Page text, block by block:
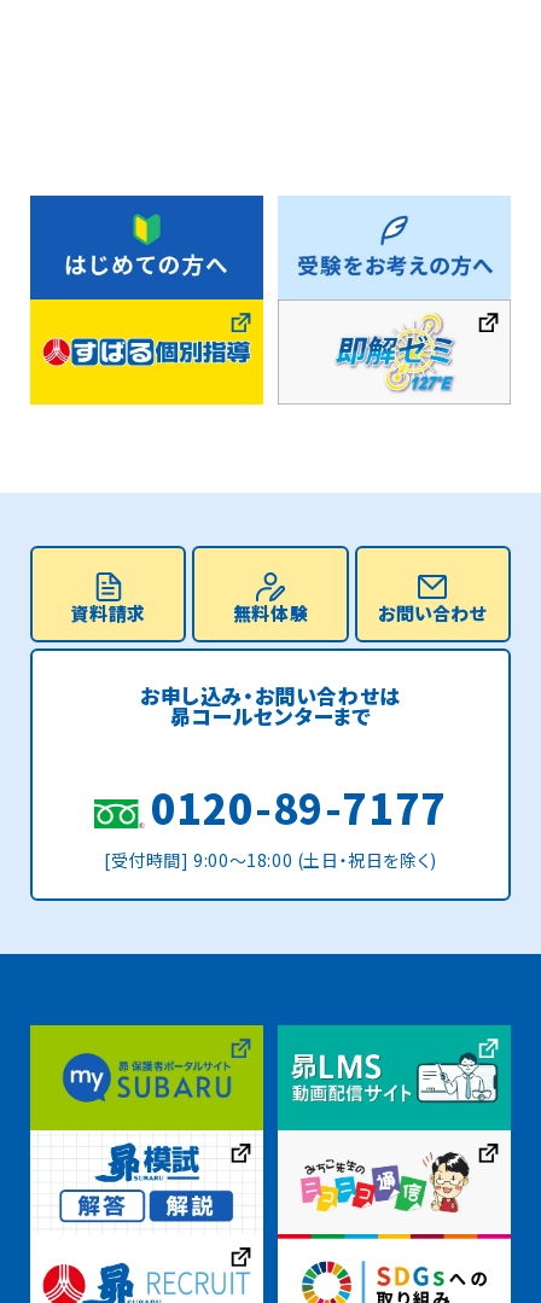
資料請求 無料体験 お問い合わせ
お申し込み・お問い合わせは
昴コールセンターまで
0120-89-7177
[受付時間] 9:00〜18:00 (土日・祝日を除く)